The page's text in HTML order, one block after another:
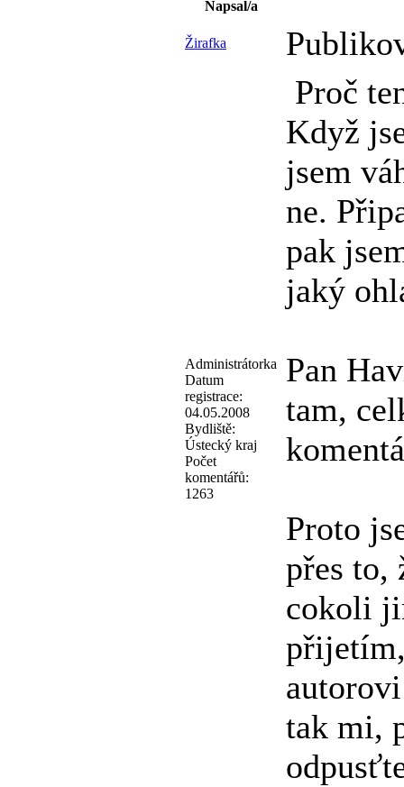
Napsal/a
Žirafka
Administrátorka
Datum
registrace:
04.05.2008
Bydliště:
Ústecký kraj
Počet
komentářů:
1263
Proč
Když
jsem
ne.
pak
jaký
Pan
tam,
Proto
přes to,
cokoli
tak mi,